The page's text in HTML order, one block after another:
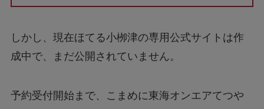
しかし、現在ほてる小栁津の専用公式サイトは作
成中で、まだ公開されていません。
予約受付開始まで、こまめに東海オンエアてつや